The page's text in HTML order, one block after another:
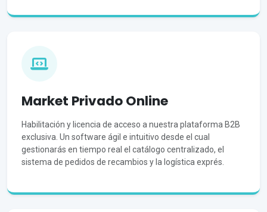
Market Privado Online
Habilitación y licencia de acceso a nuestra plataforma B2B
exclusiva. Un software ágil e intuitivo desde el cual
gestionarás en tiempo real el catálogo centralizado, el
sistema de pedidos de recambios y la logística exprés.